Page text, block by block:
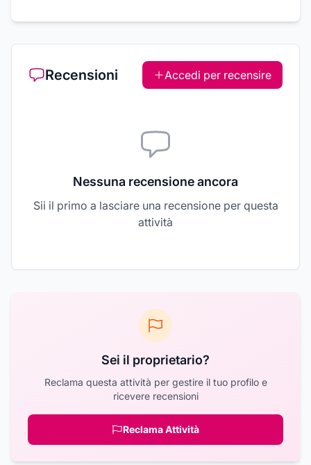
Recensioni Accedi per recensire
Nessuna recensione ancora
Sii il primo a lasciare una recensione per questa
attività
Sei il proprietario?
Reclama questa attività per gestire il tuo profilo e
ricevere recensioni
Reclama Attività